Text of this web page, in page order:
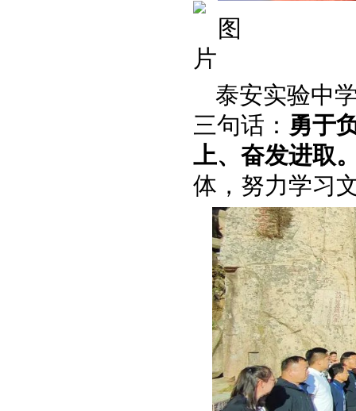
泰安实验中
三句话： 勇于
上、奋发进取
体，努力学习